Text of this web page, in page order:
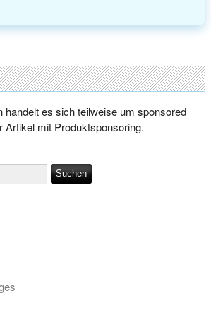
handelt es sich teilweise um sponsored
Artikel mit Produktsponsoring.